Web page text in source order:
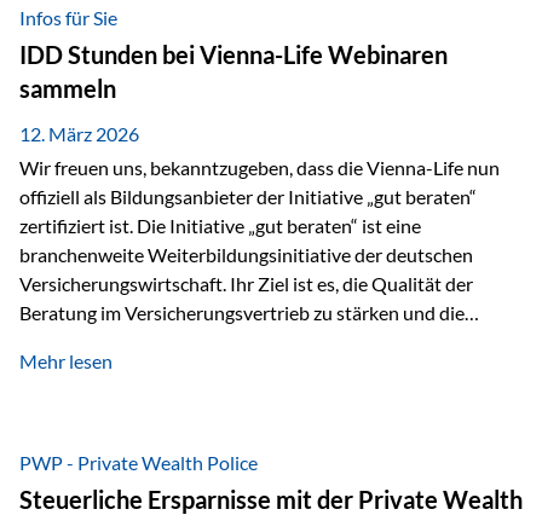
Vermögensschutz strategisch miteinander verbindet.
Warum klassische Nachfolgeplanung oft scheitert Viele
Vermögen werden erst im Todesfall übertragen. Das kann zu
Problemen führen: Hohe Erbschaftsteuern Streitigkeiten
zwischen Erben Liquiditätsprobleme bei Immobilien…
Infos für Sie
IDD Stunden bei Vienna-Life Webinaren
sammeln
12. März 2026
Wir freuen uns, bekanntzugeben, dass die Vienna-Life nun
offiziell als Bildungsanbieter der Initiative „gut beraten“
zertifiziert ist. Die Initiative „gut beraten“ ist eine
branchenweite Weiterbildungsinitiative der deutschen
Versicherungswirtschaft. Ihr Ziel ist es, die Qualität der
Beratung im Versicherungsvertrieb zu stärken und die
Personen transparent zu dokumentieren. Seit der
Stunden pro Jahr für vertrieblich tätige Personen in der
Versicherungsbranche. Über die Weiterbildungsdatenbank
Mehr lesen
PWP - Private Wealth Police
Steuerliche Ersparnisse mit der Private Wealth